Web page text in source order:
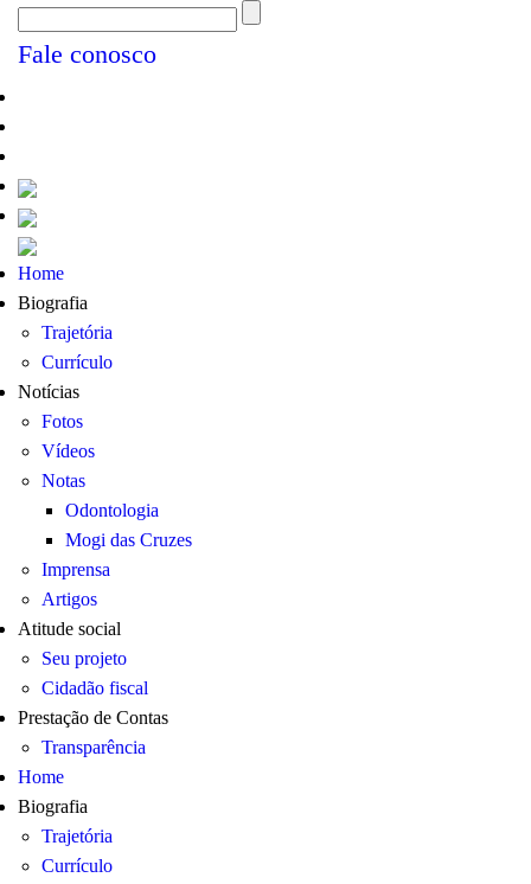
Fale conosco
Home
Biografia
Trajetória
Currículo
Notícias
Fotos
Vídeos
Notas
Odontologia
Mogi das Cruzes
Imprensa
Artigos
Atitude social
Seu projeto
Cidadão fiscal
Prestação de Contas
Transparência
Home
Biografia
Trajetória
Currículo